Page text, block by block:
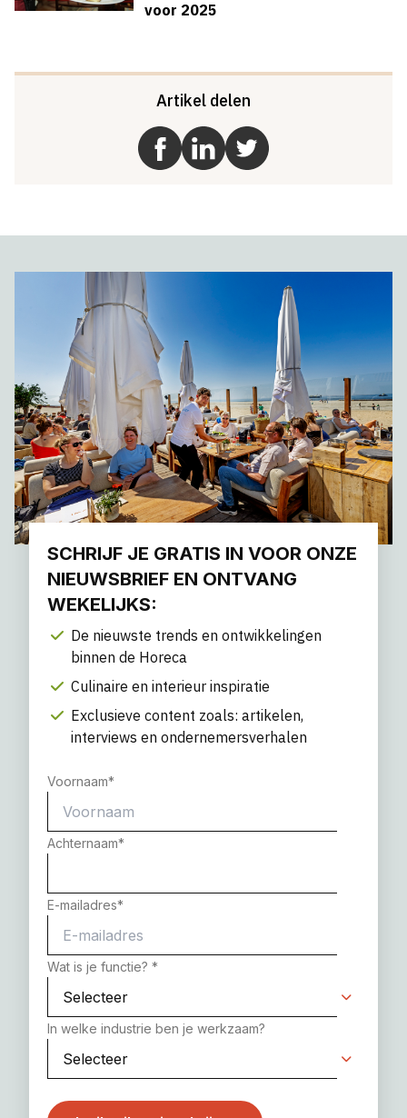
voor 2025
Artikel delen
SCHRIJF JE GRATIS IN VOOR ONZE
NIEUWSBRIEF EN ONTVANG
WEKELIJKS:
De nieuwste trends en ontwikkelingen
binnen de Horeca
Culinaire en interieur inspiratie
Exclusieve content zoals: artikelen,
interviews en ondernemersverhalen
Voornaam*
Achternaam*
E-mailadres*
Wat is je functie? *
In welke industrie ben je werkzaam?